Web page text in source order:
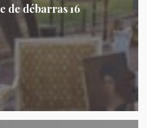
de débarras 16